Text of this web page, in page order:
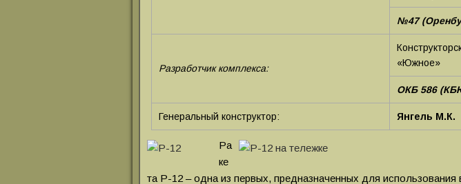
№47
Разработчик комплекса:
«Южное»
ОКБ 586
Генеральный конструктор: Янгель М.К.
Ра
ке
та Р-12 – одна из первых, предназначенных для использования